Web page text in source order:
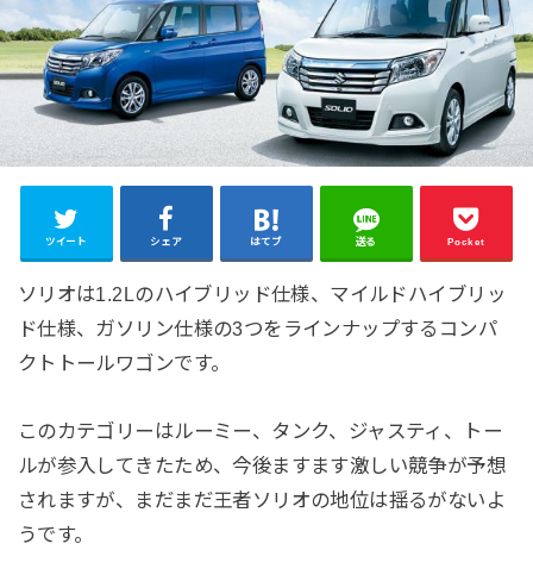
ツイート シェア はてブ 送る Pocket
ソリオは1.2Lのハイブリッド仕様、マイルドハイブリッ
ド仕様、ガソリン仕様の3つをラインナップするコンパ
クトトールワゴンです。
このカテゴリーはルーミー、タンク、ジャスティ、トー
ルが参入してきたため、今後ますます激しい競争が予想
されますが、まだまだ王者ソリオの地位は揺るがないよ
うです。